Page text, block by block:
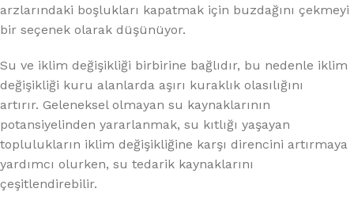
arzlarındaki boşlukları kapatmak için buzdağını çekmeyi
bir seçenek olarak düşünüyor.
Su ve iklim değişikliği birbirine bağlıdır, bu nedenle iklim
değişikliği kuru alanlarda aşırı kuraklık olasılığını
artırır. Geleneksel olmayan su kaynaklarının
potansiyelinden yararlanmak, su kıtlığı yaşayan
toplulukların iklim değişikliğine karşı direncini artırmaya
yardımcı olurken, su tedarik kaynaklarını
çeşitlendirebilir.